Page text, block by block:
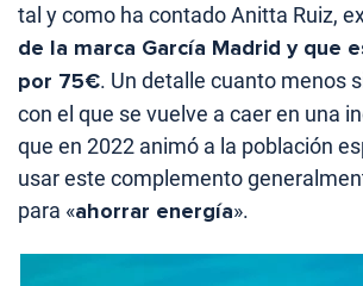
tal y como ha contado Anitta Ruiz,
de la marca García Madrid y que
por 75€. Un detalle cuanto menos
con el que se vuelve a caer en una
que en 2022 animó a la población
usar este complemento
para «ahorrar energía».